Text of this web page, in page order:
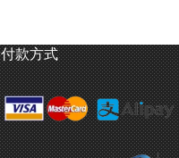
付款方式